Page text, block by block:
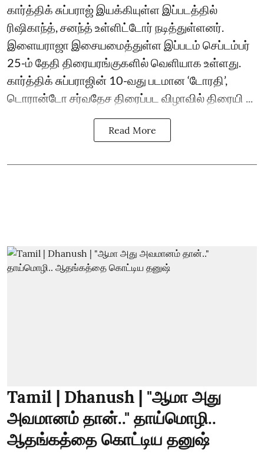
கார்த்திக் சுப்பராஜ் இயக்கியுள்ள இப்படத்தில்
ரிஷிகாந்த், சனந்த் உள்ளிட்டோர் நடித்துள்ளனர்.
இளையராஜா இசையமைத்துள்ள இப்படம் செப்டம்பர்
25-ம் தேதி திரையரங்குகளில் வெளியாக உள்ளது.
கார்த்திக் சுப்பராஜின் 10-வது படமான ‘டோரதி’,
டொரான்டோ சர்வதேச திரைப்பட விழாவில் திரையி ...
Read More
Tamil | Dhanush | "ஆமா அது
அவமானம் தான்.." தாய்மொழி..
ஆதங்கத்தை கொட்டிய தனுஷ்